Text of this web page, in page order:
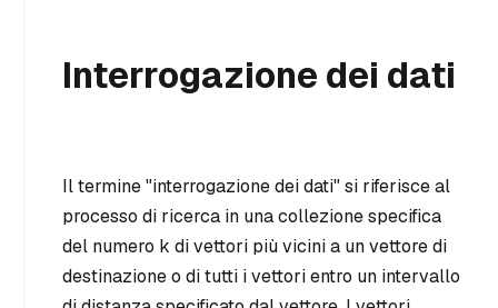
Interrogazione dei dati
Il termine "interrogazione dei dati" si riferisce al
processo di ricerca in una collezione specifica
del numero k di vettori più vicini a un vettore di
destinazione o ditutti ivettori entro un intervallo